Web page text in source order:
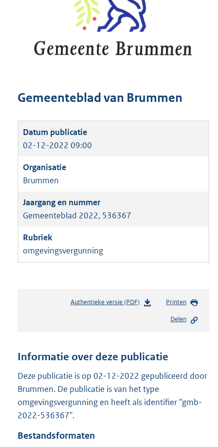
Gemeenteblad van Brummen
02-12-2022 09:00
Brummen
Gemeenteblad 2022, 536367
omgevingsvergunning
Authentieke versie (PDF)b
n
s
r
o
Printen
Delen
Informatie over deze publicatie
Deze publicatie is op 02-12-2022 gepubliceerd door
Brummen. De publicatie is van het type
omgevingsvergunning en heeft als identifier "gmb-
2022-536367".
Bestandsformaten